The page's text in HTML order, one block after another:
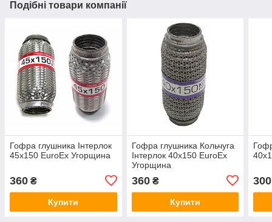
Подібні товари компанії
Гофра глушника Інтерлок
45x150 EuroEx Угорщина
360 ₴
Купити
Гофра глушника Кольчуга
Інтерлок 40х150 EuroEx
Угорщина
360₴
Купити
300